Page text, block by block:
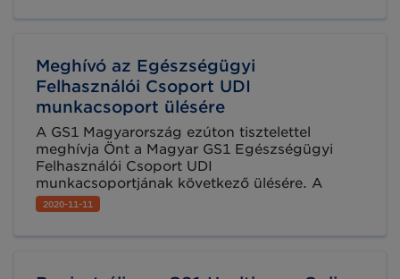
Meghívó az Egészségügyi
Felhasználói Csoport UDI
munkacsoport ülésére
A GS1 Magyarország ezúton tisztelettel
meghívja Önt a Magyar GS1 Egészségügyi
Felhasználói Csoport UDI
munkacsoportjának következő ülésére. A
találkozó témája: az MDR/IVDR rendeletek
alkalmazásáttámogató szakmai szervezetek
2020-11-11